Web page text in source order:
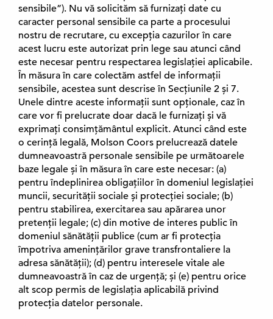
i
l
ă
n
o
u
ă
)
sensibile”). Nu vă solicităm să furnizați date cu
caracter personal sensibile ca parte a procesului
nostru de recrutare, cu excepția cazurilor în care
acest lucru este autorizat prin lege sau atunci când
este necesar pentru respectarea legislației aplicabile.
În măsura în care colectăm astfel de informații
sensibile, acestea sunt descrise în Secțiunile 2 și 7.
Unele dintre aceste informații sunt opționale, caz în
care vor fi prelucrate doar dacă le furnizați și vă
exprimați consimțământul explicit. Atunci când este
o cerință legală, Molson Coors prelucrează datele
dumneavoastră personale sensibile pe următoarele
baze legale și în măsura în care este necesar: (a)
pentru îndeplinirea obligațiilor în domeniul legislației
muncii, securității sociale și protecției sociale; (b)
pentru stabilirea, exercitarea sau apărarea unor
pretenții legale; (c) din motive de interes public în
domeniul sănătății publice (cum ar fi protecția
împotriva amenințărilor grave transfrontaliere la
adresa sănătății); (d) pentru interesele vitale ale
dumneavoastră în caz de urgență; și (e) pentru orice
alt scop permis de legislația aplicabilă privind
protecția datelor personale.